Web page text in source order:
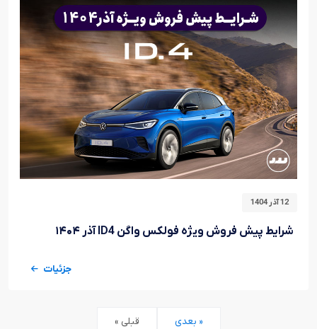
12 آذر 1404
شرایط پیش فروش ویژه فولکس واگن ID4 آذر ۱۴۰۴
جزئیات
« قبلی بعدی »